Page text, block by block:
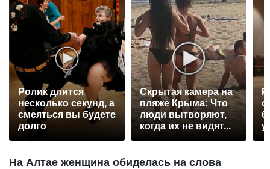
Ролик длится
несколько секунд, а
смеяться вы будете
долго
Скрытая камера на
пляже Крыма: Что
люди вытворяют,
когда их не видят...
На Алтае женщина обиделась на слова